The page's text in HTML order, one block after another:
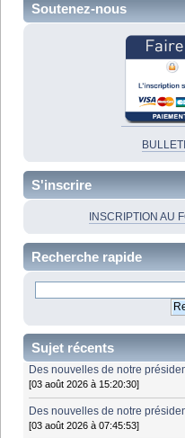
Soutenez-nous
S'inscrire
INSCRIPTION AU
Recherche rapide
Sujet récents
Des nouvelles de notre
[03 août 2026 à 15:20:30]
Des nouvelles de notre
[03 août 2026 à 07:45:53]